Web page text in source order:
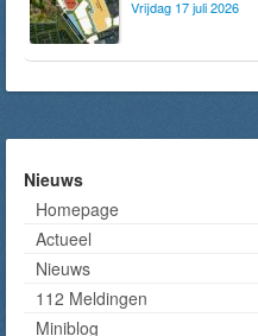
Vrijdag 17 juli 2026
Nieuws
Homepage
Actueel
Nieuws
112 Meldingen
Miniblog